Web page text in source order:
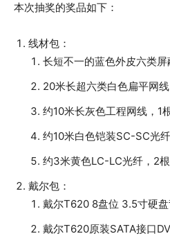
本次抽奖的奖品如下：
线材包：
长短不一的蓝色外皮六类屏
20米长超六类白色扁平网
约10米长灰色工程网线，1
约10米白色铠装SC-SC光纤
约3米黄色LC-LC光纤，2根
戴尔包：
戴尔T620 8盘位 3.5寸硬盘
戴尔T620原装SATA接口